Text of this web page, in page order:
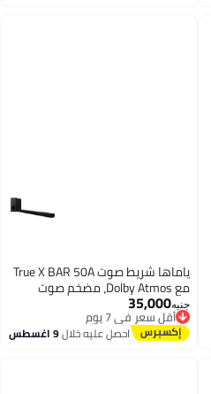
ياماها شريط صوت True X BAR 50A
مع Dolby Atmos، مضخم صوت
لاسلكي
جنيه35,000
أقل سعر في 7 يوم
توصيل مجاني
أقل سعر في 7 يوماحصل عليه خلال9 اغسطس